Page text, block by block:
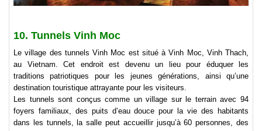
10. Tunnels Vinh Moc
Le village des tunnels Vinh Moc est situé à Vinh Moc, Vinh Thach,
au Vietnam. Cet endroit est devenu un lieu pour éduquer les
traditions patriotiques pour les jeunes générations, ainsi qu’une
destination touristique attrayante pour les visiteurs.
Les tunnels sont conçus comme un village sur le terrain avec 94
foyers familiaux, des puits d’eau douce pour la vie des habitants
dans les tunnels, la salle peut accueillir jusqu’à 60 personnes, des